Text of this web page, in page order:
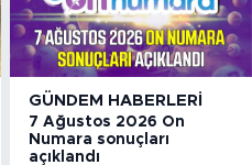
GÜNDEM HABERLERI
7 Ağustos 2026 On
Numara sonuçları
açıklandı